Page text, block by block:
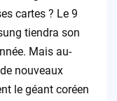
cartes ? Le 9
tiendra son
Mais au-
nouveaux
le géant coréen